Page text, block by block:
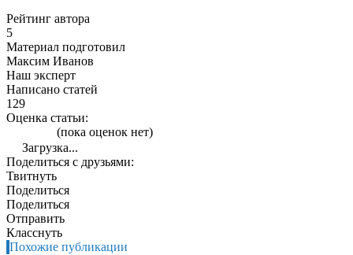
Рейтинг автора
5
Материал подготовил
Максим Иванов
Наш эксперт
Написано статей
129
Оценка статьи:
(пока оценок нет)
Загрузка...
Поделиться с друзьями:
Твитнуть
Поделиться
Поделиться
Отправить
Класснуть
Похожие публикации